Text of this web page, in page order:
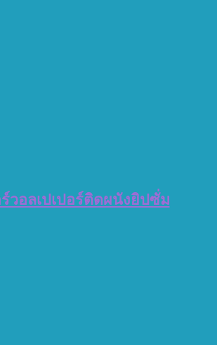
วอลเปเปอร์ติดผนังยิปซั่ม